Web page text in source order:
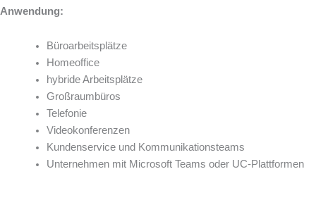
Anwendung:
Büroarbeitsplätze
Homeoffice
hybride Arbeitsplätze
Großraumbüros
Telefonie
Videokonferenzen
Kundenservice und Kommunikationsteams
Unternehmen mit Microsoft Teams oder UC-Plattformen